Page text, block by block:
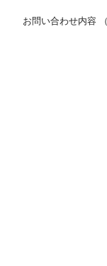
お問い合わせ内容